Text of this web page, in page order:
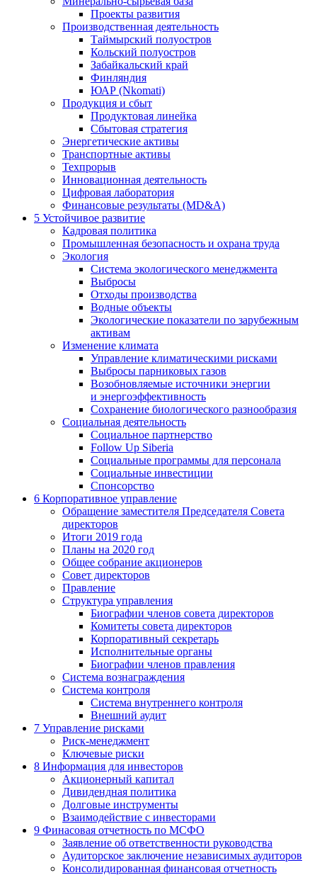
Проекты развития
Производственная деятельность
Таймырский полуостров
Кольский полуостров
Забайкальский край
Финляндия
ЮАР (Nkomati)
Продукция и сбыт
Продуктовая линейка
Сбытовая стратегия
Энергетические активы
Транспортные активы
Техпрорыв
Инновационная деятельность
Цифровая лаборатория
Финансовые результаты (MD&A)
5 Устойчивое развитие
Кадровая политика
Промышленная безопасность и охрана труда
Экология
Система экологического менеджмента
Выбросы
Отходы производства
Водные объекты
Экологические показатели по зарубежным
активам
Изменение климата
Управление климатическими рисками
Выбросы парниковых газов
Возобновляемые источники энергии
и энергоэффективность
Сохранение биологического разнообразия
Социальная деятельность
Социальное партнерство
Follow Up Siberia
Социальные программы для персонала
Социальные инвестиции
Спонсорство
6 Корпоративное управление
Обращение заместителя Председателя Совета
директоров
Итоги 2019 года
Планы на 2020 год
Общее собрание акционеров
Совет директоров
Правление
Структура управления
Биографии членов совета директоров
Комитеты совета директоров
Корпоративный секретарь
Исполнительные органы
Биографии членов правления
Система вознаграждения
Система контроля
Система внутреннего контроля
Внешний аудит
7 Управление рисками
Риск-менеджмент
Ключевые риски
8 Информация для инвесторов
Акционерный капитал
Дивидендная политика
Долговые инструменты
Взаимодействие с инвеcторами
9 Финасовая отчетность по МСФО
Заявление об ответственности руководства
Аудиторское заключение независимых аудиторов
Консолидированная финансовая отчетность